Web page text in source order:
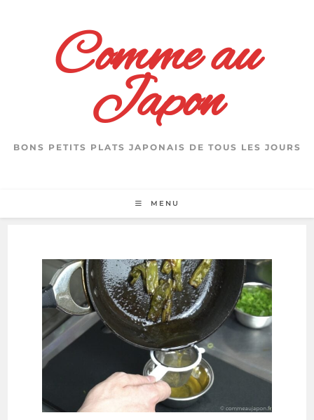
Comme au
Japon
BONS PETITS PLATS JAPONAIS DE TOUS LES JOURS
MENU